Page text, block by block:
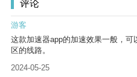
评论
游客
这款加速器app的加速效果一般，
区的线路。
2024-05-25